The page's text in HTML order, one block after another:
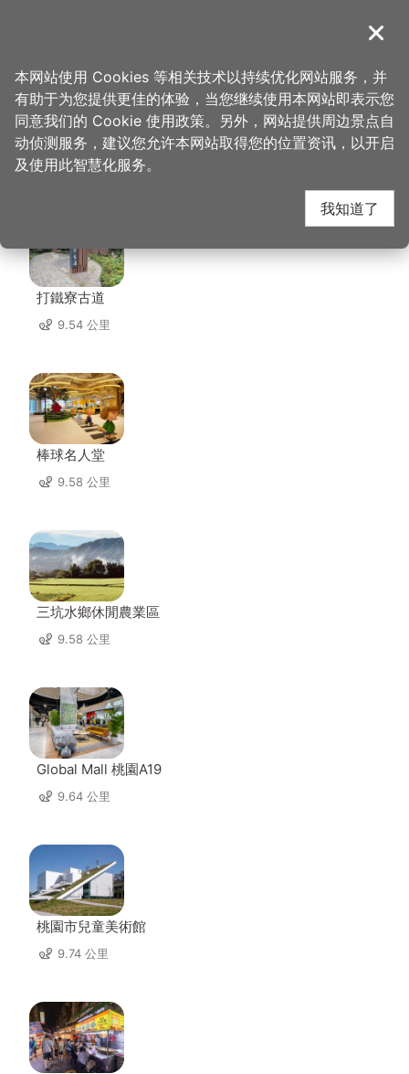
導覽
首页 > 想去的地方 > 美食、购物 > 阿秀米干
阿秀米干 周边景点
打鐵寮古道
9.54 公里
棒球名人堂
9.58 公里
三坑水鄉休閒農業區
9.58 公里
Global Mall 桃園A19
9.64 公里
桃園市兒童美術館
9.74 公里
关闭
本网站使用 Cookies 等相关技术以持续优化网站服务，并
有助于为您提供更佳的体验，当您继续使用本网站即表示您
同意我们的 Cookie 使用政策。另外，网站提供周边景点自
动侦测服务，建议您允许本网站取得您的位置资讯，以开启
及使用此智慧化服务。
我知道了